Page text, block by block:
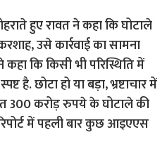
हुए रावत ने कहा कि घोटाले
उसे कार्रवाई का सामना
कि किसी भी परिस्थिति में
है. छोटा हो या बड़ा, भ्रष्टाचार में
300 करोड़ रुपये के घोटाले की
में पहली बार कुछ आइएएस